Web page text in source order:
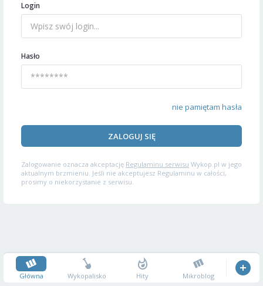
Login
Hasło
nie pamiętam hasła
ZALOGUJ SIĘ
Zalogowanie oznacza akceptację Regulaminu serwisu Wykop.pl w jego
aktualnym brzmieniu. Jeśli nie akceptujesz Regulaminu w całości,
prosimy o niekorzystanie z serwisu.
Główna Wykopalisko Hity Mikroblog